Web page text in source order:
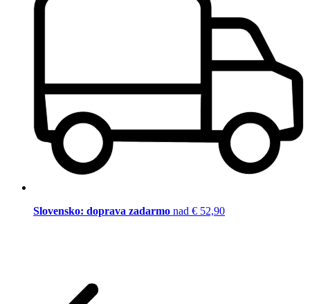
Slovensko: doprava zadarmo nad € 52,90